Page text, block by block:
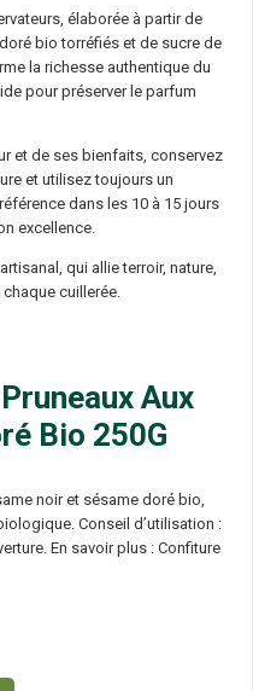
élaborée à partir de
bio torréfiés et de sucre de
la richesse authentique du
pour préserver le parfum
et de ses bienfaits, conservez
et utilisez toujours un
dans les 10 à 15 jours
excellence.
qui allie terroir, nature,
cuillerée.
Aux
Bio 250G
noir et sésame doré bio,
Conseil d’utilisation :
En savoir plus : Confiture